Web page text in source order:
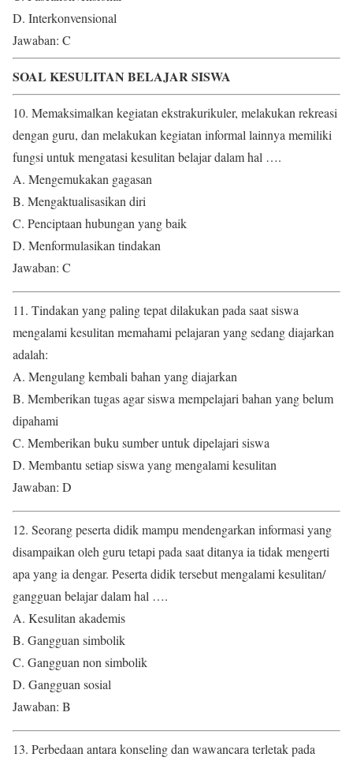
D. Interkonvensional
Jawaban: C
SOAL KESULITAN BELAJAR SISWA
10. Memaksimalkan kegiatan ekstrakurikuler, melakukan rekreasi
dengan guru, dan melakukan kegiatan informal lainnya memiliki
fungsi untuk mengatasi kesulitan belajar dalam hal ….
A. Mengemukakan gagasan
B. Mengaktualisasikan diri
C. Penciptaan hubungan yang baik
D. Menformulasikan tindakan
Jawaban: C
11. Tindakan yang paling tepat dilakukan pada saat siswa
mengalami kesulitan memahami pelajaran yang sedang diajarkan
adalah:
A. Mengulang kembali bahan yang diajarkan
B. Memberikan tugas agar siswa mempelajari bahan yang belum
dipahami
C. Memberikan buku sumber untuk dipelajari siswa
D. Membantu setiap siswa yang mengalami kesulitan
Jawaban: D
12. Seorang peserta didik mampu mendengarkan informasi yang
disampaikan oleh guru tetapi pada saat ditanya ia tidak mengerti
apa yang ia dengar. Peserta didik tersebut mengalami kesulitan/
gangguan belajar dalam hal ….
A. Kesulitan akademis
B. Gangguan simbolik
C. Gangguan non simbolik
D. Gangguan sosial
Jawaban: B
13. Perbedaan antara konseling dan wawancara terletak pada